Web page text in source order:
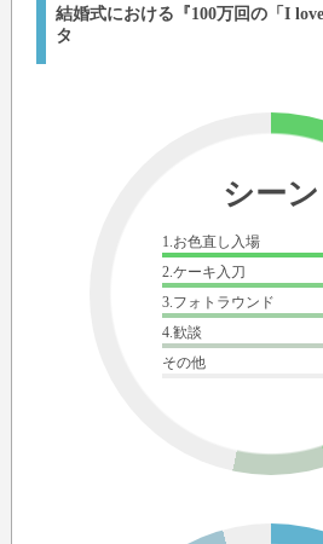
結婚式における『100万回の「I
タ
シーン
1.お色直し入場
2.ケーキ入刀
3.フォトラウンド
4.歓談
その他